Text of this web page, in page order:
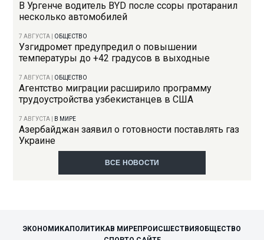
В Ургенче водитель BYD после ссоры протаранил
несколько автомобилей
7 АВГУСТА ОБЩЕСТВО
Узгидромет предупредил о повышении
температуры до +42 градусов в выходные
7 АВГУСТА ОБЩЕСТВО
Агентство миграции расширило программу
трудоустройства узбекистанцев в США
7 АВГУСТА В МИРЕ
Азербайджан заявил о готовности поставлять газ
Украине
ВСЕ НОВОСТИ
ЭКОНОМИКАПОЛИТИКАВ МИРЕПРОИСШЕСТВИЯОБЩЕСТВО